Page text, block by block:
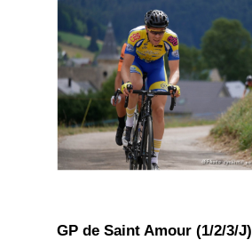
GP de Saint Amour (1/2/3/J)